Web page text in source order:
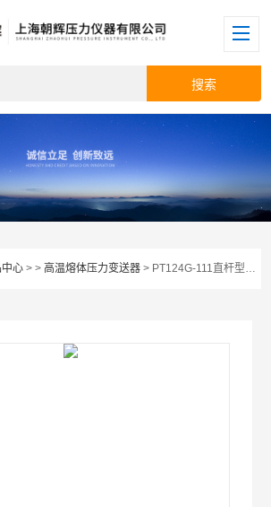
心 > > 高温熔体压力变送器 > PT124G-111直杆型熔体压力传感器